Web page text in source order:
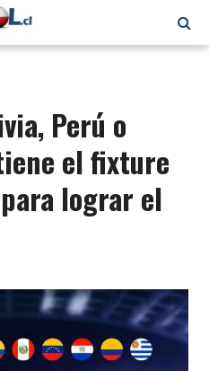
Perú o
el fixture
lograr el